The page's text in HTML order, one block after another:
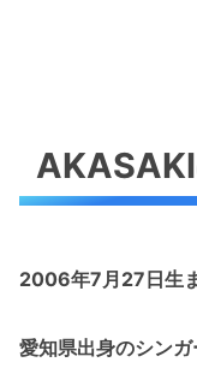
2006年7月27日生ま
愛知県出身のシン